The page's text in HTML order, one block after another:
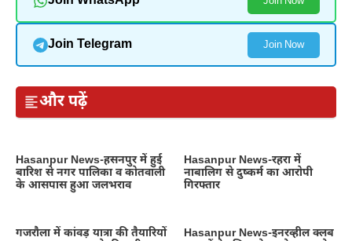
Join Telegram Join Now
और पढ़ें
Hasanpur News-हसनपुर में हुई
बारिश से नगर पालिका व कोतवाली
के आसपास हुआ जलभराव
Hasanpur News-रहरा में
नाबालिग से दुष्कर्म का आरोपी
गिरफ्तार
गजरौला में कांवड़ यात्रा की तैयारियों
Hasanpur News-इनरव्हील क्लब